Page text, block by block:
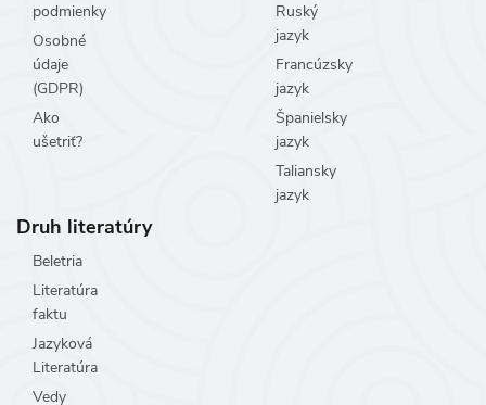
podmienky
Osobné
údaje
(GDPR)
Ako
ušetriť?
Ruský
jazyk
Francúzsky
jazyk
Španielsky
jazyk
Taliansky
jazyk
Druh literatúry
Beletria
Literatúra
faktu
Jazyková
Literatúra
Vedy